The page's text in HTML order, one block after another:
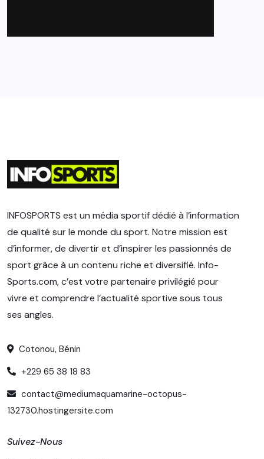
INFOSPORTS est un média sportif dédié à l’information
de qualité sur le monde du sport. Notre mission est
d’informer, de divertir et d’inspirer les passionnés de
sport grâce à un contenu riche et diversifié. Info-
Sports.com, c’est votre partenaire privilégié pour
vivre et comprendre l’actualité sportive sous tous
ses angles.
Cotonou, Bénin
+229 65 38 18 83
contact@mediumaquamarine-octopus-
132730.hostingersite.com
Suivez-Nous